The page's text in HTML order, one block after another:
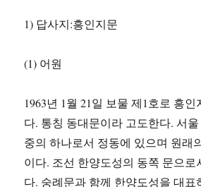
1) 답사지:흥인지문
(1) 어원
1963년 1월 21일 보물 제1호로 흥
다. 통칭 동대문이라 고도한다. 서
중의 하나로서 정동에 있으며 원래
이다. 조선 한양도성의 동쪽 문으로
다. 숭례문과 함께 한양도성을 대표